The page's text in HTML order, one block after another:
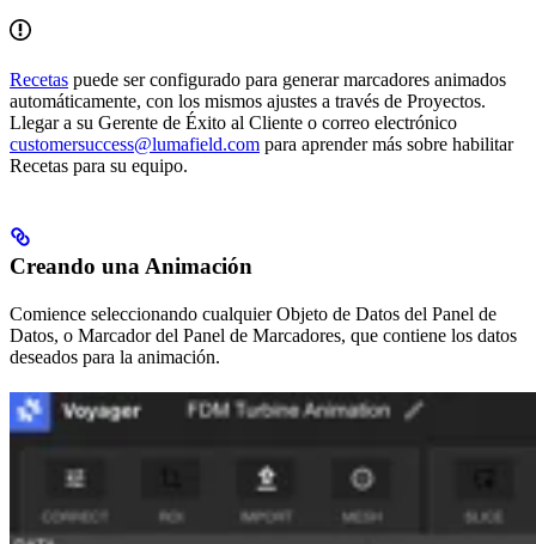
Recetas puede ser configurado para generar marcadores animados
automáticamente, con los mismos ajustes a través de Proyectos.
Llegar a su Gerente de Éxito al Cliente o correo electrónico
customersuccess@lumafield.com para aprender más sobre habilitar
Recetas para su equipo.
Creando una Animación
Comience seleccionando cualquier Objeto de Datos del Panel de
Datos, o Marcador del Panel de Marcadores, que contiene los datos
deseados para la animación.